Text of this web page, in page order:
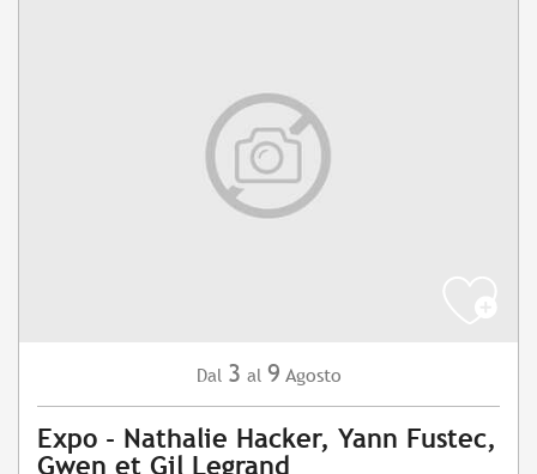
Dal 3 al 9 Agosto
Expo - Nathalie Hacker, Yann Fustec,
Gwen et Gil Legrand